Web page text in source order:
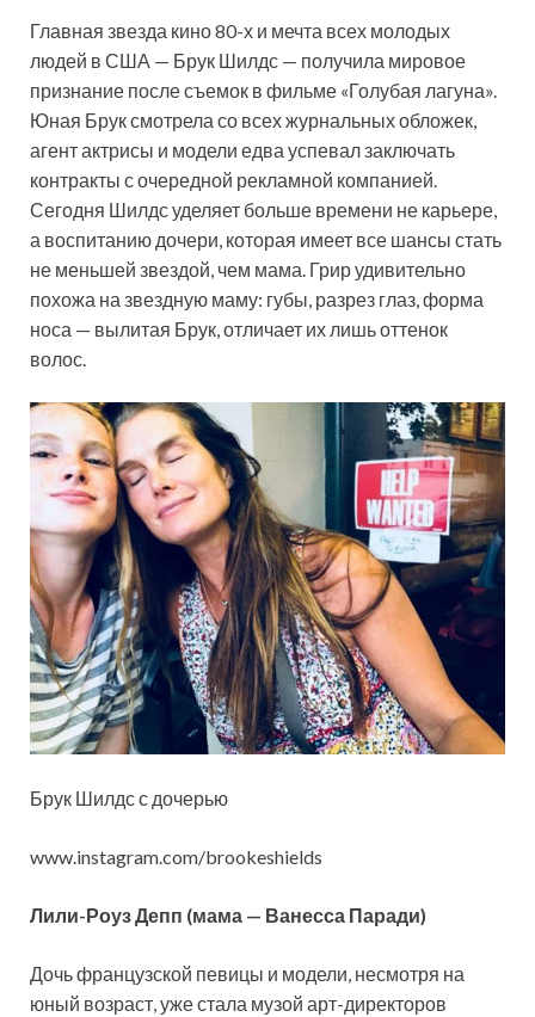
Главная звезда кино 80-х и мечта всех молодых
людей в США — Брук Шилдс — получила мировое
признание после съемок в фильме «Голубая лагуна».
Юная Брук смотрела со всех журнальных обложек,
агент актрисы и модели едва успевал заключать
контракты с очередной рекламной компанией.
Сегодня Шилдс уделяет больше времени не карьере,
а воспитанию дочери, которая имеет все шансы стать
не меньшей звездой, чем мама. Грир удивительно
похожа на звездную маму: губы, разрез глаз, форма
носа — вылитая Брук, отличает их лишь оттенок
волос.
Брук Шилдс с дочерью
www.instagram.com/brookeshields
Лили-Роуз Депп (мама — Ванесса Паради)
Дочь французской певицы и модели, несмотря на
юный возраст, уже стала музой арт-директоров